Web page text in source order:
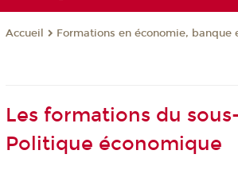
Accueil Formations en économie, banque
Les formations du
Politique économique